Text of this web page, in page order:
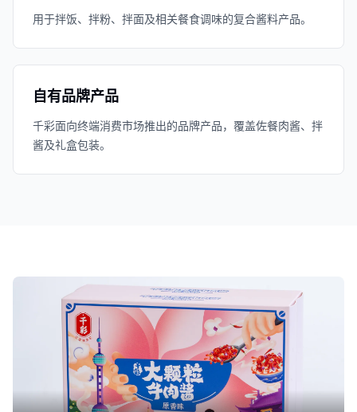
用于拌饭、拌粉、拌面及相关餐食调味的复合酱料产品。
自有品牌产品
千彩面向终端消费市场推出的品牌产品，覆盖佐餐肉酱、拌
酱及礼盒包装。